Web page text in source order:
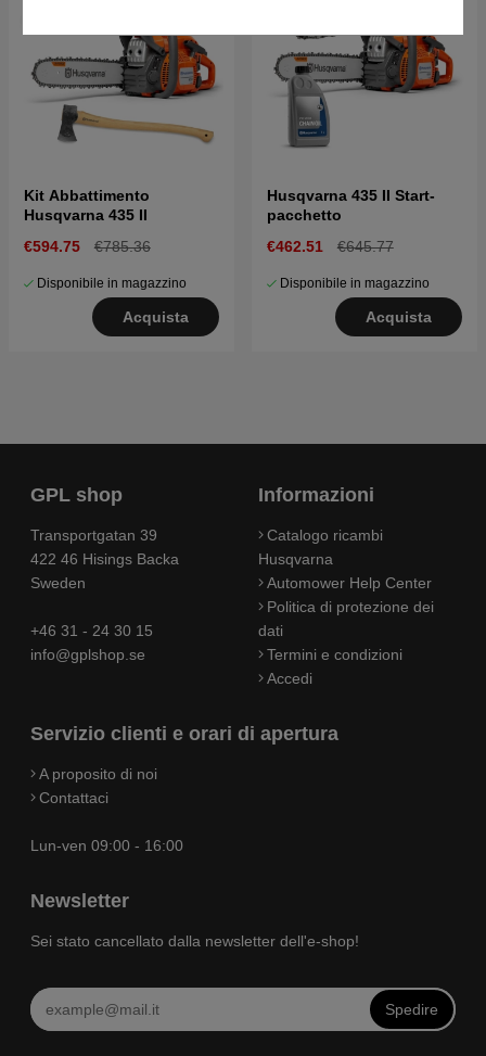
Kit Abbattimento
Husqvarna 435 II
€594.75
€785.36
Disponibile in magazzino
Acquista
Husqvarna 435 II Start-
pacchetto
€462.51
€645.77
Disponibile in magazzino
Acquista
GPL shop
Transportgatan 39
422 46 Hisings Backa
Sweden
+46 31 - 24 30 15
info@gplshop.se
Informazioni
Catalogo ricambi
Husqvarna
Automower Help Center
Politica di protezione dei
dati
Termini e condizioni
Accedi
Servizio clienti e orari di apertura
A proposito di noi
Contattaci
Lun-ven 09:00 - 16:00
Newsletter
Sei stato cancellato dalla newsletter dell'e-shop!
Spedire